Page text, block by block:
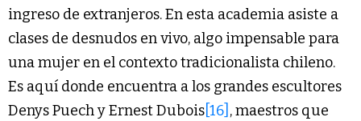
ingreso de extranjeros. En esta academia asiste a
clases de desnudos en vivo, algo impensable para
una mujer en el contexto tradicionalista chileno.
Es aquí donde encuentra a los grandes escultores
Denys Puech y Ernest Dubois [16] , maestros que